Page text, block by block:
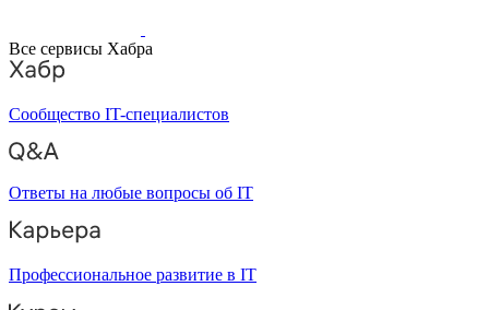
Все сервисы Хабра
Сообщество IT-специалистов
Ответы на любые вопросы об IT
Профессиональное развитие в IT